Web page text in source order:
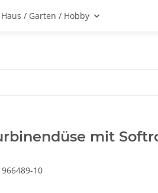
Haus / Garten / Hobby
mit
966489-10